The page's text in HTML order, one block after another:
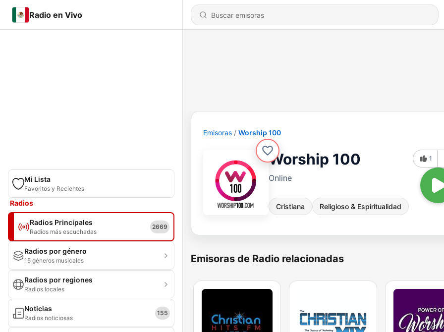
Radio en Vivo
Mi Lista
Favoritos y Recientes
Radios
Radios Principales
Radios más escuchadas
2669
Radios por género
15 géneros musicales
Radios por regiones
Radios locales
Noticias
Radios noticiosas
155
Emisoras Worship 100
Worship 100
Online
Cristiana Religioso & Espiritualidad
1
Emisoras de Radio relacionadas